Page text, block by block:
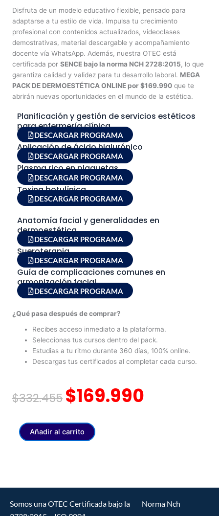
Disfruta de un modelo educativo flexible, pensado para
adaptarse a tu estilo de vida. Impulsa tu crecimiento
profesional con contenidos actualizados, videoclases
demostrativas, material descargable y acompañamiento
docente vía WhatsApp. Además, nuestra OTEC está
certificada por SENCE bajo la norma NCH 2728:2015, lo que
garantiza calidad y validez para tu desarrollo laboral. MEGA
PACK DE DERMOESTÉTICA ONLINE por $169.990 que te
abrirán nuevas oportunidades en el mundo de la estética.
Planificación y gestión de servicios estéticos
para enfermería clínica
DESCARGAR PROGRAMA
Aplicación de ácido hialurónico
DESCARGAR PROGRAMA
Plasma rico en plaquetas
DESCARGAR PROGRAMA
Toxina botulínica
DESCARGAR PROGRAMA
Anatomía facial y generalidades en
dermoestética
DESCARGAR PROGRAMA
Sueroterapia
DESCARGAR PROGRAMA
Guía de complicaciones comunes en
armonización facial
DESCARGAR PROGRAMA
¿Qué pasa después de comprar?
Recibes acceso inmediato a la plataforma.
Seleccionas tus cursos dentro del pack.
Estudias a tu ritmo durante 360 días, 100% online.
Descargas tus certificados al completar cada curso.
$332.455
El
precio
original
era:
$169.990
MEGA
PACK
Añadir al carrito
Somos una OTEC Certificada bajo la Norma Nch